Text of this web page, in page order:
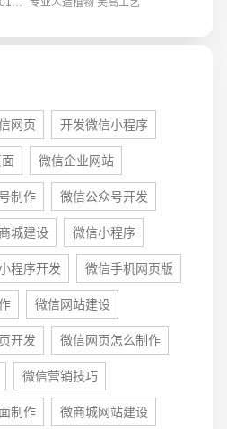
天先数智科技有限公司成立于2011年、深圳磁正智能科技有限公司为其全资子公司。我们是一家专注于增量式磁栅（光栅）编码器系统、双码道绝对式磁栅编码器系统、纳米级电容传感器系统以及多类工业仪器仪表的研发、生产、销售及售后服务于一体的国家级高新技术企业。 专业人造植物 美高工艺
网页 开发微信小程序
微信企业网站
制作 微信公众号开发
城建设 微信小程序
程序开发 微信手机网页版
微信网站建设
开发 微信网页怎么制作
微信营销技巧
制作 微商城网站建设
台开发 · 微信小程序开发